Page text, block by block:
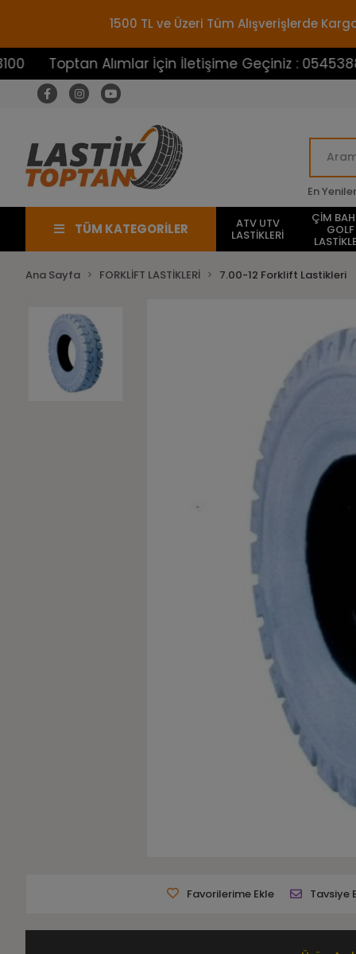
1500 TL ve Üzeri Tüm Alışverişlerde
Alımlar İçin İletişime Geçiniz : 05453883100
En Yeniler
TÜM KATEGORİLER ATV UTV
LASTİKLERİ
ÇİM
GOLF
Ana Sayfa FORKLİFT LASTİKLERİ 7.00-12 Forklift Lastikleri
Favorilerime Ekle Tavsiye